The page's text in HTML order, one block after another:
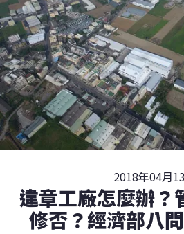
2018年04月
違章工廠怎麼辦？
修否？經濟部八